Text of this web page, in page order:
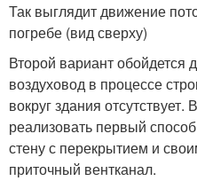
Так выглядит движение
погребе (вид сверху)
Второй вариант обойдется
воздуховод в процессе
вокруг здания
реализовать первый
стену с перекрытием и
приточный вентканал.